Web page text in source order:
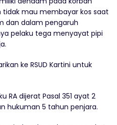
mau membayar kos saat
dan dalam pengaruh
pelaku tega menyayat pipi
ke RSUD Kartini untuk
RA dijerat Pasal 351 ayat 2
hukuman 5 tahun penjara.